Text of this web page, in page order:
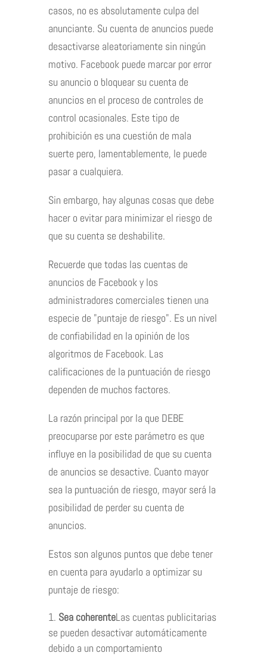
casos, no es absolutamente culpa del
anunciante. Su cuenta de anuncios puede
desactivarse aleatoriamente sin ningún
motivo. Facebook puede marcar por error
su anuncio o bloquear su cuenta de
anuncios en el proceso de controles de
control ocasionales. Este tipo de
prohibición es una cuestión de mala
suerte pero, lamentablemente, le puede
pasar a cualquiera.
Sin embargo, hay algunas cosas que debe
hacer o evitar para minimizar el riesgo de
que su cuenta se deshabilite.
Recuerde que todas las cuentas de
anuncios de Facebook y los
administradores comerciales tienen una
especie de "puntaje de riesgo". Es un nivel
de confiabilidad en la opinión de los
algoritmos de Facebook. Las
calificaciones de la puntuación de riesgo
dependen de muchos factores.
La razón principal por la que DEBE
preocuparse por este parámetro es que
influye en la posibilidad de que su cuenta
de anuncios se desactive. Cuanto mayor
sea la puntuación de riesgo, mayor será la
posibilidad de perder su cuenta de
anuncios.
Estos son algunos puntos que debe tener
en cuenta para ayudarlo a optimizar su
puntaje de riesgo:
Sea coherenteLas cuentas publicitarias
se pueden desactivar automáticamente
debido a un comportamiento